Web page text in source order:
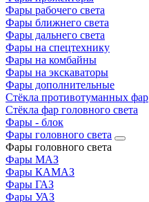
Фары рабочего света
Фары ближнего света
Фары дальнего света
Фары на спецтехнику
Фары на комбайны
Фары на экскаваторы
Фары дополнительные
Стёкла противотуманных фар
Стёкла фар головного света
Фары - блок
Фары головного света
Фары головного света
Фары МАЗ
Фары КАМАЗ
Фары ГАЗ
Фары УАЗ